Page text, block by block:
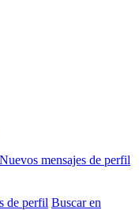
Nuevos mensajes de perfil
de perfil Buscar en